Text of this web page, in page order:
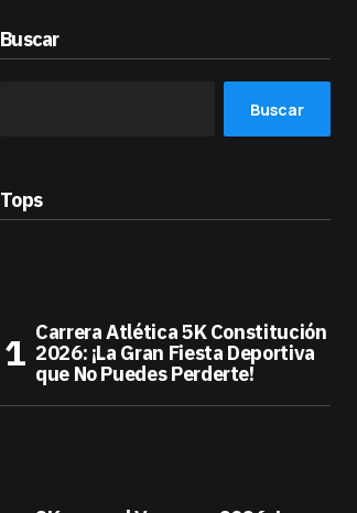
Buscar
Buscar
Tops
Carrera Atlética 5K Constitución
2026: ¡La Gran Fiesta Deportiva
que No Puedes Perderte!